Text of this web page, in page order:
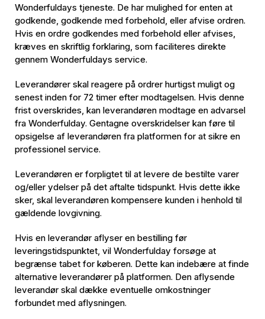
Wonderfuldays tjeneste. De har mulighed for enten at
godkende, godkende med forbehold, eller afvise ordren.
Hvis en ordre godkendes med forbehold eller afvises,
kræves en skriftlig forklaring, som faciliteres direkte
gennem Wonderfuldays service.
Leverandører skal reagere på ordrer hurtigst muligt og
senest inden for 72 timer efter modtagelsen. Hvis denne
frist overskrides, kan leverandøren modtage en advarsel
fra Wonderfulday. Gentagne overskridelser kan føre til
opsigelse af leverandøren fra platformen for at sikre en
professionel service.
Leverandøren er forpligtet til at levere de bestilte varer
og/eller ydelser på det aftalte tidspunkt. Hvis dette ikke
sker, skal leverandøren kompensere kunden i henhold til
gældende lovgivning.
Hvis en leverandør aflyser en bestilling før
leveringstidspunktet, vil Wonderfulday forsøge at
begrænse tabet for køberen. Dette kan indebære at finde
alternative leverandører på platformen. Den aflysende
leverandør skal dække eventuelle omkostninger
forbundet med aflysningen.